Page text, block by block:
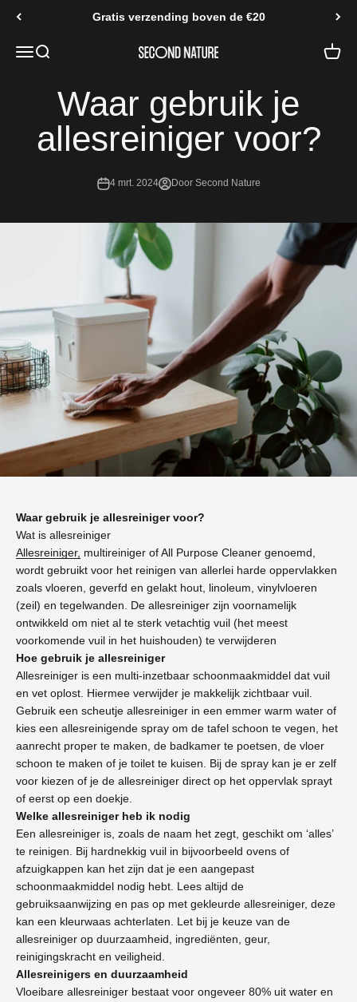
Gratis verzending boven de €20
Navigatiemenu openen
Zoeken openen Second Nature
Waar gebruik je
allesreiniger voor?
4 mrt. 2024 Door Second Nature
Waar gebruik je allesreiniger voor?
Wat is allesreiniger
Allesreiniger, multireiniger of All Purpose Cleaner genoemd,
wordt gebruikt voor het reinigen van allerlei harde oppervlakken
zoals vloeren, geverfd en gelakt hout, linoleum, vinylvloeren
(zeil) en tegelwanden. De allesreiniger zijn voornamelijk
ontwikkeld om niet al te sterk vetachtig vuil (het meest
voorkomende vuil in het huishouden) te verwijderen
Hoe gebruik je allesreiniger
Allesreiniger is een multi-inzetbaar schoonmaakmiddel dat vuil
en vet oplost. Hiermee verwijder je makkelijk zichtbaar vuil.
Gebruik een scheutje allesreiniger in een emmer warm water of
kies een allesreinigende spray om de tafel schoon te vegen, het
aanrecht proper te maken, de badkamer te poetsen, de vloer
schoon te maken of je toilet te kuisen. Bij de spray kan je er zelf
voor kiezen of je de allesreiniger direct op het oppervlak sprayt
of eerst op een doekje.
Welke allesreiniger heb ik nodig
Een allesreiniger is, zoals de naam het zegt, geschikt om ‘alles’
te reinigen. Bij hardnekkig vuil in bijvoorbeeld ovens of
afzuigkappen kan het zijn dat je een aangepast
schoonmaakmiddel nodig hebt. Lees altijd de
gebruiksaanwijzing en pas op met gekleurde allesreiniger, deze
kan een kleurwaas achterlaten. Let bij je keuze van de
allesreiniger op duurzaamheid, ingrediënten, geur,
reinigingskracht en veiligheid.
Allesreinigers en duurzaamheid
Vloeibare allesreiniger bestaat voor ongeveer 80% uit water en